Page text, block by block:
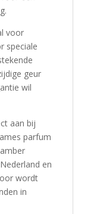
voor
speciale
geur
wil
aan bij
parfum
en
wordt
in